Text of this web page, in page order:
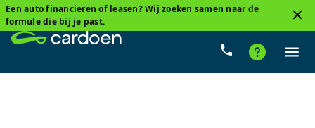
Een autofinancieren of leasen? Wij zoeken samen naar de
formule die bij je past.
Type versnelling Brandstof